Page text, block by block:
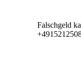
Falschgeld